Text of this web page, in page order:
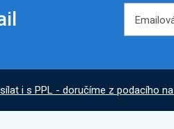
i s PPL - doručíme z podacího